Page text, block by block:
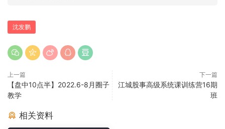
沈发鹏
上一篇
【盘中10点半】2022.6-8月圈子
教学
下一篇
江城股事高级系统课训练营16期
班
相关资料